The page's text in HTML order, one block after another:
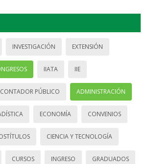
INVESTIGACIÓN EXTENSIÓN
IIATA IIE
CONTADOR PÚBLICO ADMINISTRACIÓN
ECONOMÍA CONVENIOS
CIENCIA Y TECNOLOGÍA
CURSOS INGRESO GRADUADOS